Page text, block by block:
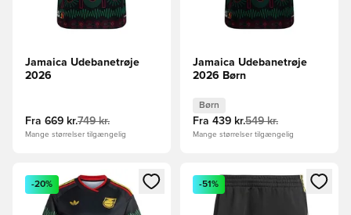
Jamaica Udebanetrøje
2026
Fra 669 kr.749 kr.
Mange størrelser tilgængelig
Jamaica Udebanetrøje
2026 Børn
Børn
Fra 439 kr.549 kr.
Mange størrelser tilgængelig
Åbner en Modal til at logge ind eller tilmelde dig som
-20%
Åbner en Modal til at logge
-51%